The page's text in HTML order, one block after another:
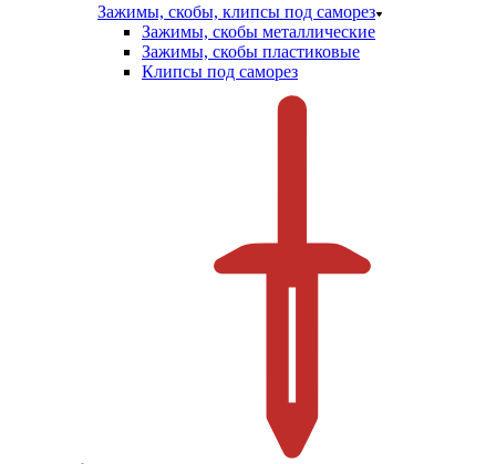
Зажимы, скобы, клипсы под саморез
Зажимы, скобы металлические
Зажимы, скобы пластиковые
Клипсы под саморез